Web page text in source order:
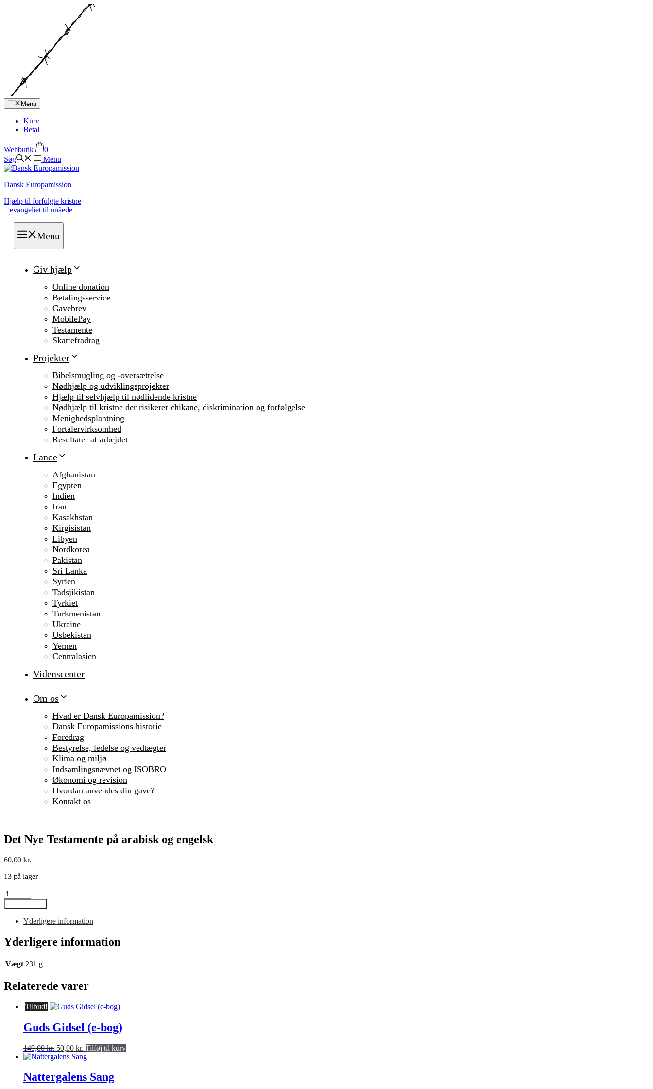
Menu
Kurv
Betal
Webbutik
0
Søg
Menu
Dansk Europamission
Hjælp til forfulgte kristne
– evangeliet til unåede
Menu
Giv hjælp
Online donation
Betalingsservice
Gavebrev
MobilePay
Testamente
Skattefradrag
Projekter
Bibelsmugling og -oversættelse
Nødhjælp og udviklingsprojekter
Hjælp til selvhjælp til nødlidende kristne
Nødhjælp til kristne der risikerer chikane, diskrimination og forfølgelse
Menighedsplantning
Fortalervirksomhed
Resultater af arbejdet
Lande
Afghanistan
Egypten
Indien
Iran
Kasakhstan
Kirgisistan
Libyen
Nordkorea
Pakistan
Sri Lanka
Syrien
Tadsjikistan
Tyrkiet
Turkmenistan
Ukraine
Usbekistan
Yemen
Centralasien
Videnscenter
Om os
Hvad er Dansk Europamission?
Dansk Europamissions historie
Foredrag
Bestyrelse, ledelse og vedtægter
Klima og miljø
Indsamlingsnævnet og ISOBRO
Økonomi og revision
Hvordan anvendes din gave?
Kontakt os
Det Nye Testamente på arabisk og engelsk
60,00 kr.
13 på lager
Det
Nye
Testamente
arabisk
og
engelsk
Yderligere information
Yderligere information
Vægt 231 g
Relaterede varer
Tilbud!
Guds Gidsel (e-bog)
149,00kr. Den
oprindelige
var:
149,00 kr..
50,00 kr. Den
aktuelle
er:
50,00 kr..
Tilføj til kurv
Nattergalens Sang